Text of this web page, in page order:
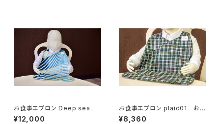
お食事エプロン Deep sea
お子様用
¥12,000
お食事エプロン plaid01 お子
様用
¥8,360